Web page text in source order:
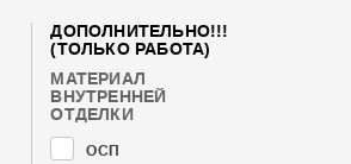
ДОПОЛНИТЕЛЬНО!!!
(ТОЛЬКО РАБОТА)
МАТЕРИАЛ
ВНУТРЕННЕЙ
ОТДЕЛКИ
ОСП